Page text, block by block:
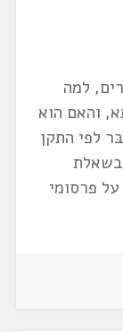
למה
והאם הוא
לפי התקן
בשאלת
פרסומי